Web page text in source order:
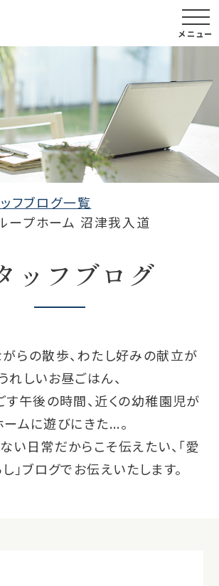
メニュー
フブログ一覧
ープホーム 沼津我入道
ッフブログ
らの散歩、わたし好みの献立が
うれしいお昼ごはん、
す午後の時間、近くの幼稚園児が
ームに遊びにきた...。
い日常だからこそ伝えたい、「愛
」ブログでお伝えいたします。